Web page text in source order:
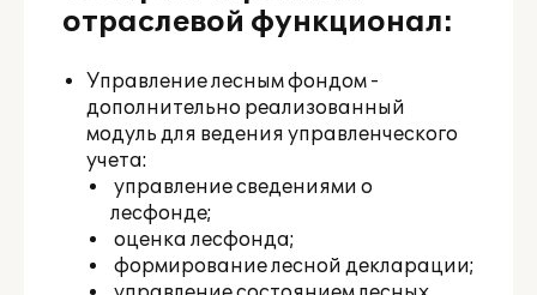
отраслевой функционал:
Управление лесным фондом -
дополнительно реализованный
модуль для ведения управленческого
учета:
­ управление сведениями о
лесфонде;
­ оценка лесфонда;
­ формирование лесной декларации;